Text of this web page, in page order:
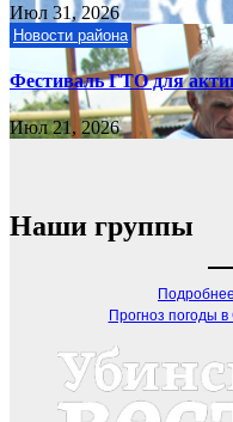
Июл 31, 2026
Новости района
Фестиваль ГТО для
Июл 21, 2026
Наши группы
Прогноз погоды